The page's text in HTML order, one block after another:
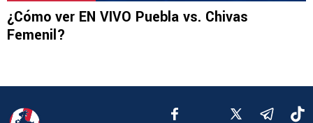
¿Cómo ver EN VIVO Puebla vs. Chivas
Femenil?